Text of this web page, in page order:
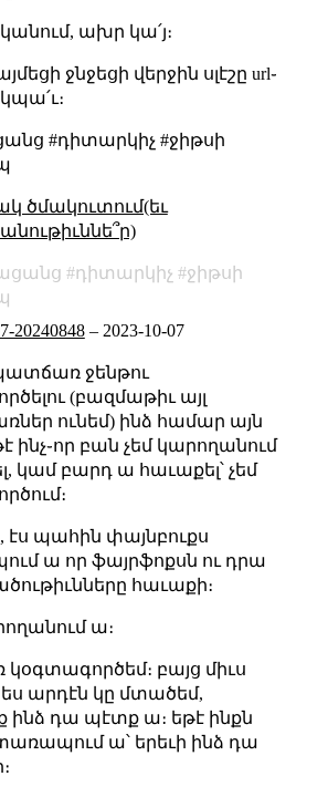
ախր կա՛յ։
ջնջեցի վերջին սլէշը url֊
#դիտարկիչ #ջիթսի
ծմակուտում(եւ
դիտարկիչ
ջիթսի
20240848– 2023-10-07
ջենթու
(բազմաթիւ այլ
ունեմ) ինձ համար այն
ինչ֊որ բան չեմ կարողանում
կամ բարդ ա հաւաքել՝ չեմ
էս պահին փայնբուքս
ա որ ֆայրֆոքսն ու դրա
հաւաքի։
ա։
կօգտագործեմ։ բայց միւս
արդէն կը մտածեմ,
ինձ դա պէտք ա։ եթէ ինքն
ա՝ երեւի ինձ դա